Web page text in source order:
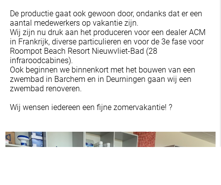
De productie gaat ook gewoon door, ondanks dat er een
aantal medewerkers op vakantie zijn.
Wij zijn nu druk aan het produceren voor een dealer ACM
in Frankrijk, diverse particulieren en voor de 3e fase voor
Roompot Beach Resort Nieuwvliet-Bad (28
infraroodcabines).
Ook beginnen we binnenkort met het bouwen van een
zwembad in Barchem en in Deurningen gaan wij een
zwembad renoveren.
Wij wensen iedereen een fijne zomervakantie! ?